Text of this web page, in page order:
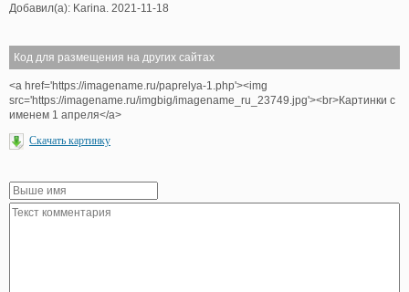
Добавил(а): Karina. 2021-11-18
Код для размещения на других сайтах
<a href='https://imagename.ru/paprelya-1.php'><img
src='https://imagename.ru/imgbig/imagename_ru_23749.jpg'><br>Картинки с
именем 1 апреля</a>
Скачать картинку